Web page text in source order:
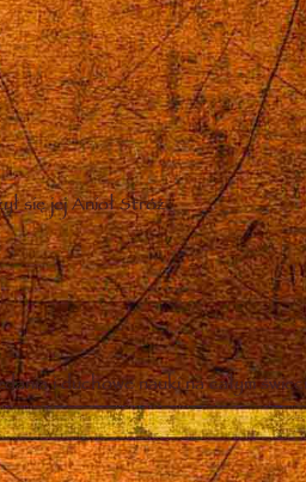
się jej Anioł Stróż
i duchowe nauki na całym